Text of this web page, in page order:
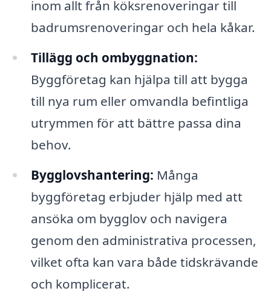
inom allt från köksrenoveringar till
badrumsrenoveringar och hela kåkar.
Tillägg och ombyggnation:
Byggföretag kan hjälpa till att bygga
till nya rum eller omvandla befintliga
utrymmen för att bättre passa dina
behov.
Bygglovshantering: Många
byggföretag erbjuder hjälp med att
ansöka om bygglov och navigera
genom den administrativa processen,
vilket ofta kan vara både tidskrävande
och komplicerat.